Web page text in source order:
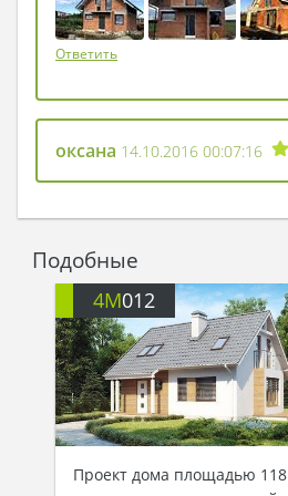
Ответить
оксана 14.10.2016 00:07:16
Подобные
4M012
Проект дома площадью 118